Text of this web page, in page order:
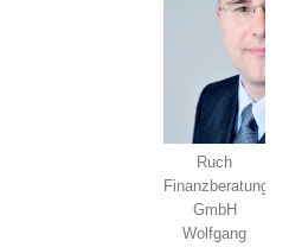
Ruch
Finanzberatung
GmbH
Wolfgang